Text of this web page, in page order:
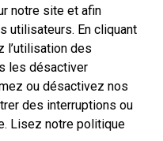
notre site et afin
utilisateurs. En cliquant
l’utilisation des
les désactiver
ou désactivez nos
des interruptions ou
Lisez notre politique